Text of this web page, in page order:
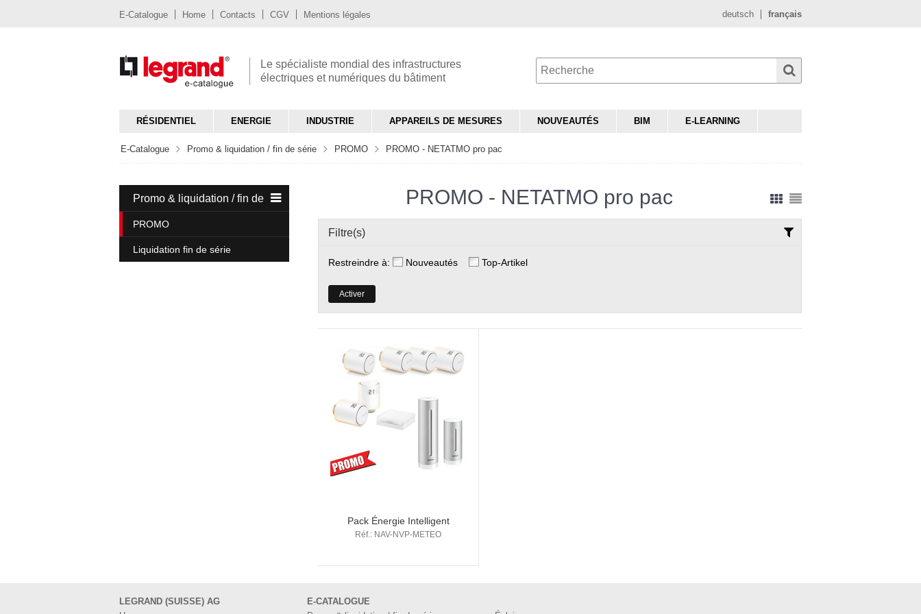
E-Catalogue Home Contacts CGV Mentions légales deutsch français
Le spécialiste mondial des infrastructures
électriques et numériques du bâtiment
RÉSIDENTIEL ENERGIE INDUSTRIE APPAREILS DE MESURES NOUVEAUTÉS BIM E-LEARNING
E-Catalogue Promo & liquidation / fin de série PROMO PROMO - NETATMO pro pac
Promo & liquidation / fin de série
PROMO
Liquidation fin de série
PROMO - NETATMO pro pac
Filtre(s)
Restreindre à: Nouveautés Top-Artikel
Activer
Pack Énergie Intelligent
Réf.: NAV-NVP-METEO
LEGRAND (SUISSE) AG
E-CATALOGUE